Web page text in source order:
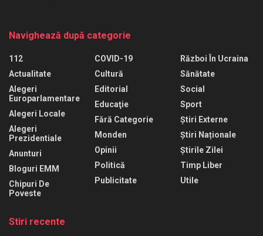
Navighează după categorie
112
Actualitate
Alegeri
Europarlamentare
Alegeri Locale
Alegeri
Prezidentiale
Anunturi
Bloguri EMM
Chipuri De
Poveste
COVID-19
Cultură
Editorial
Educaţie
Fără Categorie
Monden
Opinii
Politică
Publicitate
Război În Ucraina
Sănătate
Social
Sport
Știri Externe
Știri Naționale
Știrile Zilei
Timp Liber
Utile
Stiri recente